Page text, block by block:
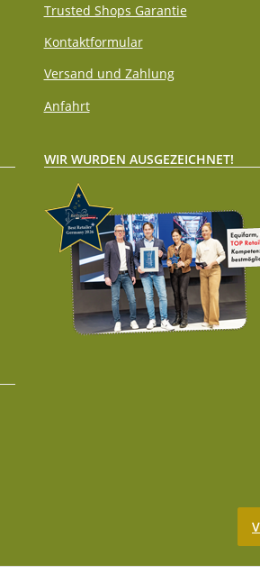
Trusted Shops Garantie
Kontaktformular
Versand und Zahlung
Anfahrt
WIR WURDEN AUSGEZEICHNET!